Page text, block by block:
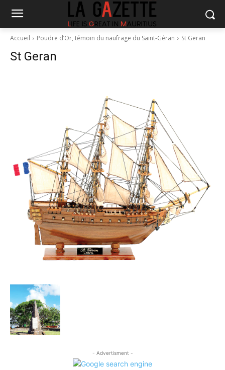
Accueil Poudre d’Or, témoin du naufrage du Saint-Géran St Geran
St Geran
- Advertisment -